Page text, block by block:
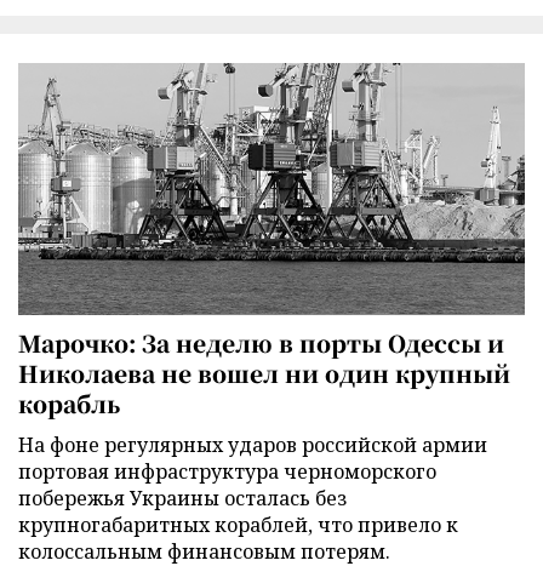
Марочко: За неделю в порты Одессы и
Николаева не вошел ни один крупный
корабль
На фоне регулярных ударов российской армии
портовая инфраструктура черноморского
побережья Украины осталась без
крупногабаритных кораблей, что привело к
колоссальным финансовым потерям.